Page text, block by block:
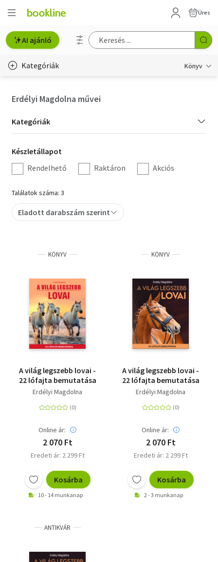
Üres
AI ajánló
Kategóriák Könyv
Hobbi, szabadidő
Irodalom
Művészet
Szakkönyv
Tankönyv, segédkönyv
Társadalomtudomány
Természettudomány
Történelem
Vallás
Erdélyi Magdolna művei
Kategória
szűrés
Kategóriák
Készletállapot
szűrés
Készletállapot
Rendelhető
Raktáron Akciós
Találatok száma: 3
Eladott darabszám szerint
KÖNYV
A világ legszebb lovai -
22 lófajta bemutatása
Erdélyi Magdolna
Online ár:
2 070 Ft
Eredeti ár: 2 299 Ft
Kosárba
10 - 14 munkanap
KÖNYV
A világ legszebb lovai -
22 lófajta bemutatása
Erdélyi Magdolna
Online ár:
2 070 Ft
Eredeti ár: 2 299 Ft
Kosárba
2 - 3 munkanap
ANTIKVÁR